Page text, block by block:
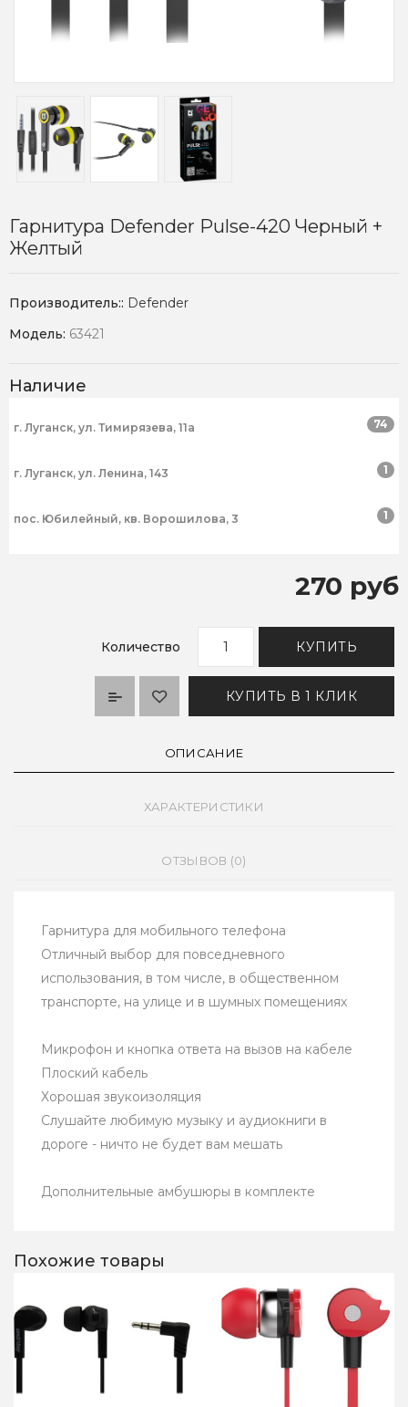
Гарнитура Defender Pulse-420 Черный +
Желтый
Производитель:: Defender
Модель: 63421
Наличие
г. Луганск, ул. Тимирязева, 11а 74
г. Луганск, ул. Ленина, 143 1
пос. Юбилейный, кв. Ворошилова, 3 1
270 руб
Количество КУПИТЬ
КУПИТЬ В 1 КЛИК
ОПИСАНИЕ
ХАРАКТЕРИСТИКИ
ОТЗЫВОВ (0)
Гарнитура для мобильного телефона
Отличный выбор для повседневного
использования, в том числе, в общественном
транспорте, на улице и в шумных помещениях
Микрофон и кнопка ответа на вызов на кабеле
Плоский кабель
Хорошая звукоизоляция
Слушайте любимую музыку и аудиокниги в
дороге - ничто не будет вам мешать
Дополнительные амбушюры в комплекте
Похожие товары